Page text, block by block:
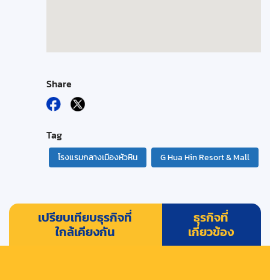
Share
Tag
โรงแรมกลางเมืองหัวหิน G Hua Hin Resort & Mall
เปรียบเทียบธุรกิจที่
ใกล้เคียงกัน
ธุรกิจที่
เกี่ยวข้อง